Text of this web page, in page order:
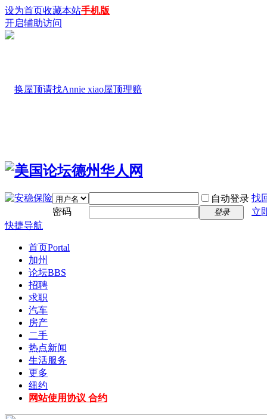
设为首页收藏本站手机版
开启辅助访问
自动登录 找
密码
登录
立
快捷导航
首页Portal
加州
论坛BBS
招聘
求职
汽车
房产
二手
热点新闻
生活服务
更多
纽约
网站使用协议 合约